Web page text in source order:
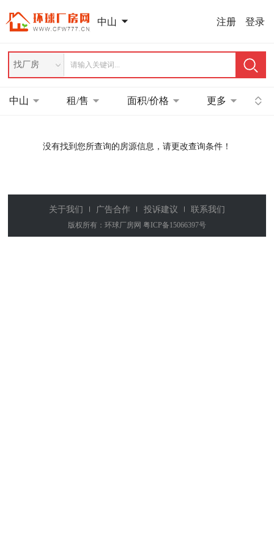
中山 登录
注册
找厂房
中山 租/售 面积/价格 更多
没有找到您所查询的房源信息，请更改查询条件！
关于我们 广告合作 投诉建议 联系我们
版权所有：环球厂房网 粤ICP备15066397号